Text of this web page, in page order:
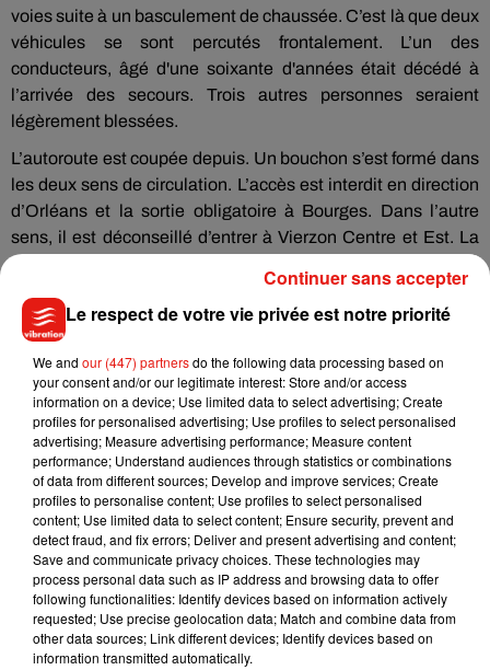
voies suite à un basculement de chaussée. C’est là que deux
véhicules se sont percutés frontalement. L’un des
conducteurs, âgé d'une soixante d'années était décédé à
l’arrivée des secours. Trois autres personnes seraient
légèrement blessées.
L’autoroute est coupée depuis. Un bouchon s’est formé dans
les deux sens de circulation. L’accès est interdit en direction
d’Orléans et la sortie obligatoire à Bourges. Dans l’autre
sens, il est déconseillé d’entrer à Vierzon Centre et Est. La
sortie est même obligatoire à Vierzon Est.
SelonLe Berry républicain
14 heures.
Musique
5 août 2026
Benny Blanco invite Selena Gomez et
Becky G sur son nouveau single
Tiny Desk invite Charlie Puth pour une
Le respect de votre vie privée est notre priorité
We and our (447) partnersdo the following data processing based on
your consent and/or our legitimate interest: Store and/or access
information on a device; Use limited data to select advertising; Create
profiles for personalised advertising; Use profiles to select personalised
advertising; Measure advertising performance; Measure content
performance; Understand audiences through statistics or combinations
of data from different sources; Develop and improve services; Create
profiles to personalise content; Use profiles to select personalised
content; Use limited data to select content; Ensure security, prevent and
detect fraud, and fix errors; Deliver and present advertising and content;
Save and communicate privacy choices. These technologies may
process personal data such as IP address and browsing data to offer
following functionalities: Identify devices based on information actively
requested; Use precise geolocation data; Match and combine data from
other data sources; Link different devices; Identify devices based on
information transmitted automatically.
Continuer sans accepter